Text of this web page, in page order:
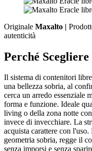
Originale Maxalto |
autenticità
Perché
Il sistema di contenitori
una bellezza sobria, al
cerca un arredo essenziale
forma e funzione. Ideale
living o della zona notte
invece di invecchiare. La
acquista carattere con
geometria sobria, regge il
senza imporsi e senza